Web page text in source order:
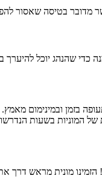
מדובר בטיסה שאסור
כדי שהנהג יוכל
בזמן ובמינימום
המוניות בשעות
מונית מראש דרך